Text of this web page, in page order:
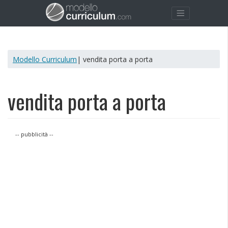
Modello Curriculum | vendita porta a porta
vendita porta a porta
-- pubblicità --